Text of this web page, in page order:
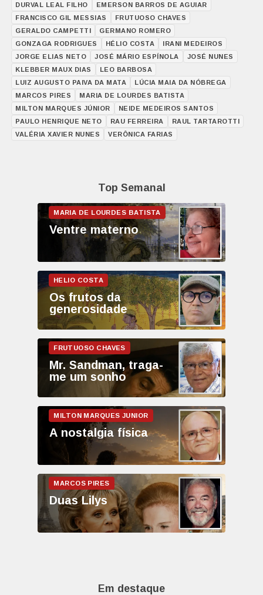
DURVAL LEAL FILHO
EMERSON BARROS DE AGUIAR
FRANCISCO GIL MESSIAS
FRUTUOSO CHAVES
GERALDO CAMPETTI
GERMANO ROMERO
GONZAGA RODRIGUES
HÉLIO COSTA
IRANI MEDEIROS
JORGE ELIAS NETO
JOSÉ MÁRIO ESPÍNOLA
JOSÉ NUNES
KLEBBER MAUX DIAS
LEO BARBOSA
LUIZ AUGUSTO PAIVA DA MATA
LÚCIA MAIA DA NÓBREGA
MARCOS PIRES
MARIA DE LOURDES BATISTA
MILTON MARQUES JÚNIOR
NEIDE MEDEIROS SANTOS
PAULO HENRIQUE NETO
RAU FERREIRA
RAUL TARTAROTTI
VALÉRIA XAVIER NUNES
VERÔNICA FARIAS
Top Semanal
Ventre materno
Os frutos da
generosidade
Mr. Sandman, traga-
me um sonho
A nostalgia física
Duas Lilys
Em destaque